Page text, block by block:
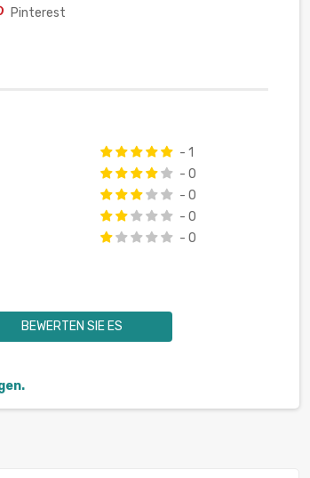
Pinterest
- 1
- 0
- 0
- 0
- 0
BEWERTEN SIE ES